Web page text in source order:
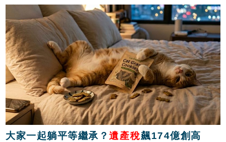
間。以近期案例為例，繳納21萬元遺產稅後，成
功省下43萬元土地增值稅，實質省下22萬元。此
項節稅手續國稅局不會主動通知，必須由納稅義
務人主動向地政事務所申請調整。專家提醒，處
理遺產繼承時，若涉及死亡前兩年內的房產贈
與，務必諮詢地政士專業建議，以免漏辦手續導
致未來出售房產時多繳冤枉稅，保障自身權益。
大家一起躺平等繼承？遺產稅飆174億創高